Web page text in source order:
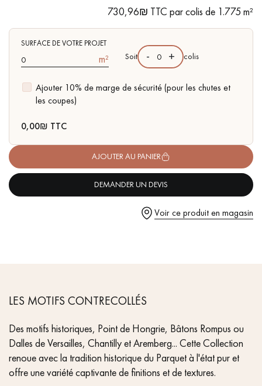
Un expert Décoplus Parquets vous appelle
Demandez un rendez-vous personnalisé
730,96₪ TTC par colis de 1.775 m²
SURFACE DE VOTRE PROJET
m²
Ajouter 10% de marge de sécurité (pour les chutes et
les coupes)
Soit - + colis
0,00₪ TTC
AJOUTER AU PANIER
DEMANDER UN DEVIS
Voir ce produit en magasin
LES MOTIFS CONTRECOLLÉS
Des motifs historiques, Point de Hongrie, Bâtons Rompus ou
Dalles de Versailles, Chantilly et Aremberg... Cette Collection
renoue avec la tradition historique du Parquet à l'état pur et
offre une variété captivante de finitions et de textures.